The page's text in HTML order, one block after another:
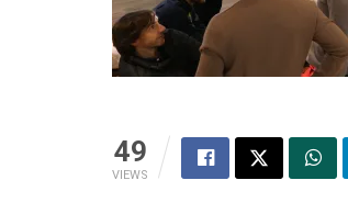
49
VIEWS